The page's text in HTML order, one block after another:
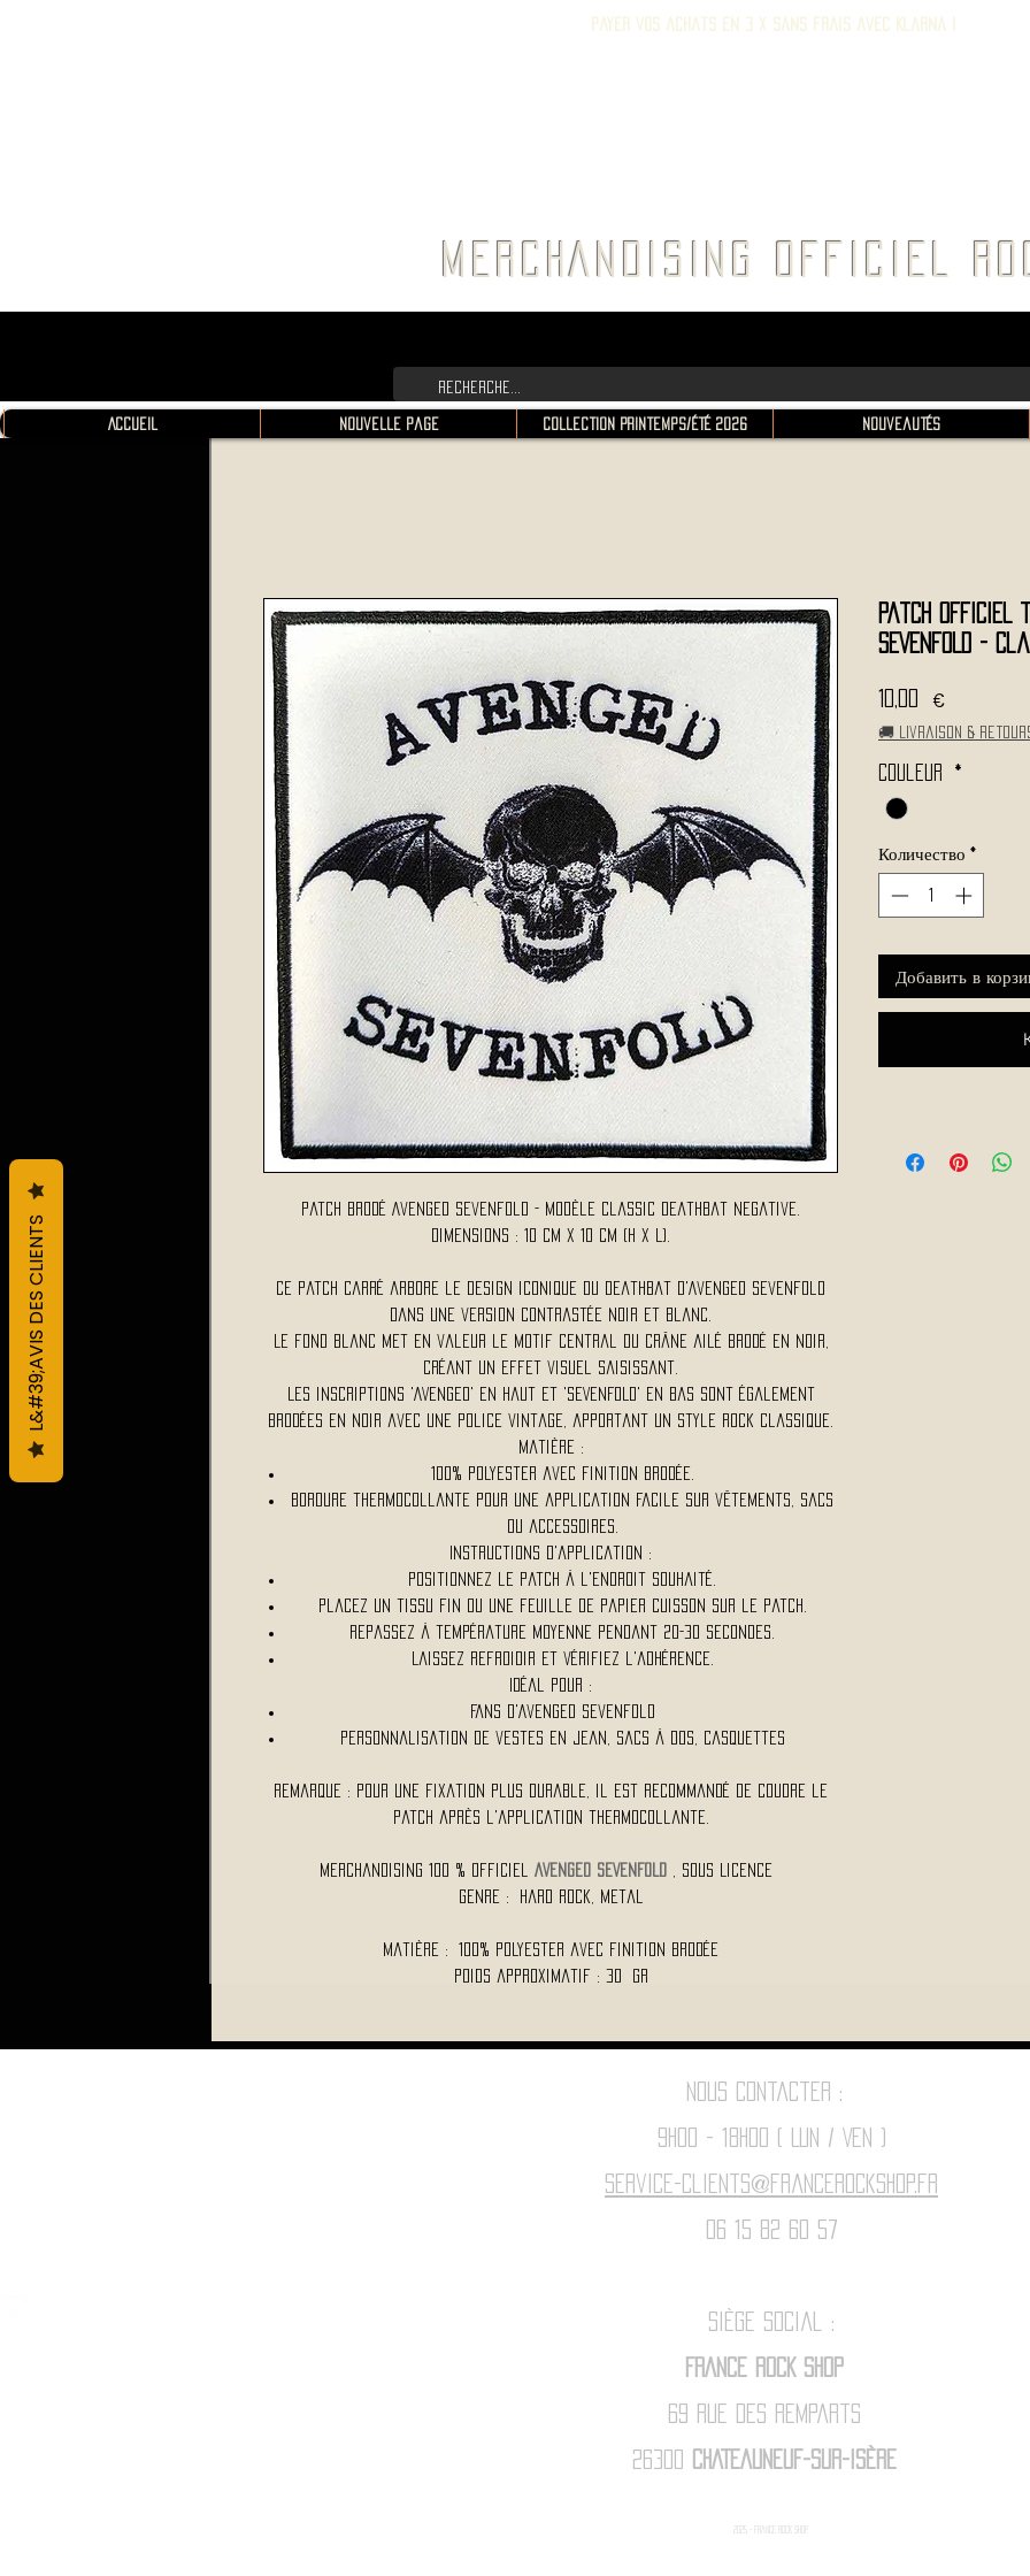
Payer vos achats en 3 x sans frais avec Klarna !
MERCHANDISING OFFICIEL
Accueil Nouvelle page Collection Printemps/Été 2026 Nouveautés
Patch brodé Avenged Sevenfold - Modèle Classic Deathbat Negative.
Dimensions : 10 cm x 10 cm (H x L).
Ce patch carré arbore le design iconique du Deathbat d'Avenged Sevenfold
dans une version contrastée noir et blanc.
Le fond blanc met en valeur le motif central du crâne ailé brodé en noir,
créant un effet visuel saisissant.
Les inscriptions 'AVENGED' en haut et 'SEVENFOLD' en bas sont également
brodées en noir avec une police vintage, apportant un style rock classique.
Matière :
100% polyester avec finition brodée.
Bordure thermocollante pour une application facile sur vêtements, sacs
ou accessoires.
Instructions d'application :
Positionnez le patch à l'endroit souhaité.
Placez un tissu fin ou une feuille de papier cuisson sur le patch.
Repassez à température moyenne pendant 20-30 secondes.
Laissez refroidir et vérifiez l'adhérence.
Idéal pour :
Fans d'Avenged Sevenfold
Personnalisation de vestes en jean, sacs à dos, casquettes
Remarque : Pour une fixation plus durable, il est recommandé de coudre le
patch après l'application thermocollante.
Merchandising 100 % Officiel AVENGED SEVENFOLD
, Sous Licence
Genre : Hard Rock, Metal
Matière : 100% polyester avec finition brodée
Poids approximatif : 30 Gr
Patch Officiel
SEVENFOLD -
10,00 €
🚚 Livraison &
Couleur *
Количество *
Добавить в
Nous contacter :
9h00 - 18H00 ( Lun / Ven )
Service-clients@francerockshop.fr
06 15 82 60 57
Siège Social :
FRANCE ROCK SHOP
69 Rue des Remparts
26300 CHATEAUNEUF-SUR-ISÈRE
L&#39;AVIS DES CLIENTS